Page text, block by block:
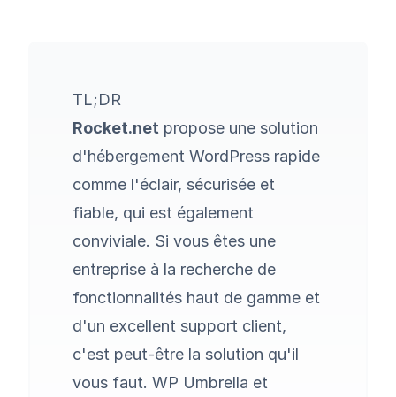
TL;DR
Rocket.net propose une solution
d'hébergement WordPress rapide
comme l'éclair, sécurisée et
fiable, qui est également
conviviale. Si vous êtes une
entreprise à la recherche de
fonctionnalités haut de gamme et
d'un excellent support client,
c'est peut-être la solution qu'il
vous faut. WP Umbrella et